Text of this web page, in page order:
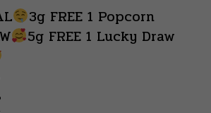
3g FREE 1 Popcorn
5g FREE 1 Lucky Draw